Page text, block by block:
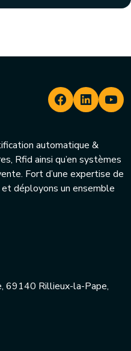
automatique &
Rfid ainsi qu’en systèmes
Fort d’une expertise de
déployons un ensemble
69140 Rillieux-la-Pape,